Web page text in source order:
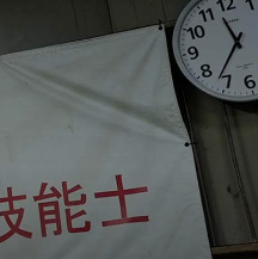
一貫生産体制
回転工具の豆知識
募集要項